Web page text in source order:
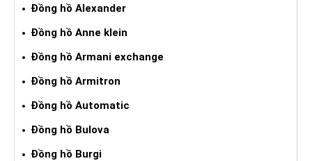
Đồng hồ Alexander
Đồng hồ Anne klein
Đồng hồ Armani exchange
Đồng hồ Armitron
Đồng hồ Automatic
Đồng hồ Bulova
Đồng hồ Burgi